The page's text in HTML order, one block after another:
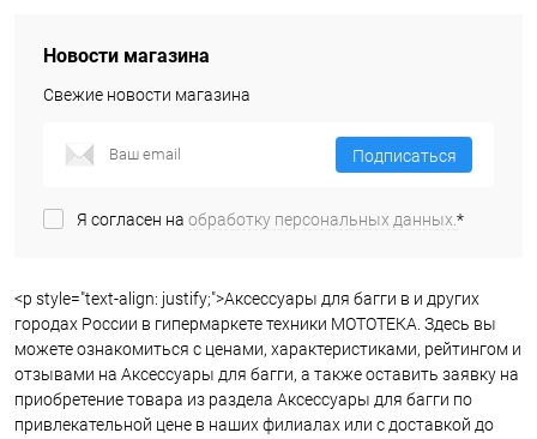
Новости магазина
Свежие новости магазина
Подписаться
Я согласен на обработку персональных данных.*
<p style="text-align: justify;">Аксессуары для багги в и других
городах России в гипермаркете техники МОТОТЕКА. Здесь вы
можете ознакомиться с ценами, характеристиками, рейтингом и
отзывами на Аксессуары для багги, а также оставить заявку на
приобретение товара из раздела Аксессуары для багги по
привлекательной цене в наших филиалах или с доставкой до